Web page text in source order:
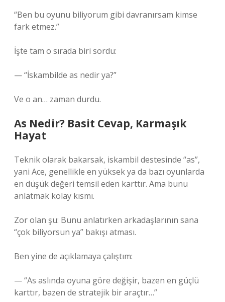
“Ben bu oyunu biliyorum gibi davranırsam kimse
fark etmez.”
İşte tam o sırada biri sordu:
— “İskambilde as nedir ya?”
Ve o an… zaman durdu.
As Nedir? Basit Cevap, Karmaşık
Hayat
Teknik olarak bakarsak, iskambil destesinde “as”,
yani Ace, genellikle en yüksek ya da bazı oyunlarda
en düşük değeri temsil eden karttır. Ama bunu
anlatmak kolay kısmı.
Zor olan şu: Bunu anlatırken arkadaşlarının sana
“çok biliyorsun ya” bakışı atması.
Ben yine de açıklamaya çalıştım:
— “As aslında oyuna göre değişir, bazen en güçlü
karttır, bazen de stratejik bir araçtır…”